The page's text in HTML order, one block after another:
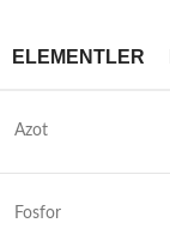
ELEMENTLER
Azot
Fosfor